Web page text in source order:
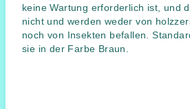
keine Wartung erforderlich ist, und
nicht und werden weder von
noch von Insekten befallen.
sie in der Farbe Braun.